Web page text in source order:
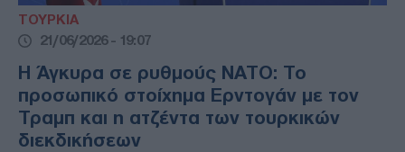
ΤΟΥΡΚΙΑ
21/06/2026 - 19:07
Η Άγκυρα σε ρυθμούς ΝΑΤΟ: Το
προσωπικό στοίχημα Ερντογάν με τον
Τραμπ και η ατζέντα των τουρκικών
διεκδικήσεων